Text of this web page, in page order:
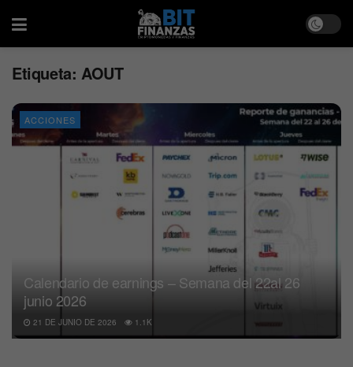
Etiqueta: AOUT
ACCIONES
Calendario de earnings – Semana del 22al 26
junio 2026
21 DE JUNIO DE 2026 1.1K